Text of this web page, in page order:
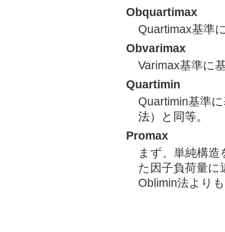
Obquartimax
Quartimax基準
Obvarimax
Varimax基準に
Quartimin
Quartimin基準
法）と同等。
Promax
まず、単純構
た因子負荷量
Oblimin法より